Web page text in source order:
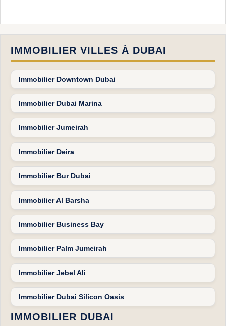
IMMOBILIER VILLES À DUBAI
Immobilier Downtown Dubai
Immobilier Dubai Marina
Immobilier Jumeirah
Immobilier Deira
Immobilier Bur Dubai
Immobilier Al Barsha
Immobilier Business Bay
Immobilier Palm Jumeirah
Immobilier Jebel Ali
Immobilier Dubai Silicon Oasis
IMMOBILIER DUBAI